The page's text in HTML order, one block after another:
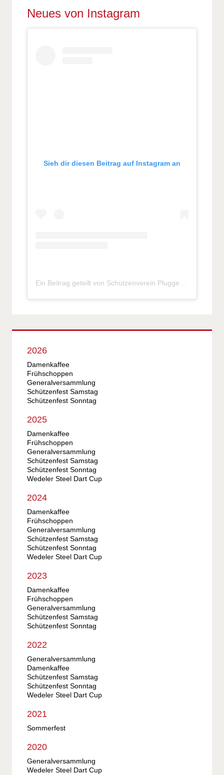
Neues von Instagram
Sieh dir diesen Beitrag auf Instagram an
2026
Damenkaffee
Frühschoppen
Generalversammlung
Schützenfest Samstag
Schützenfest Sonntag
2025
Damenkaffee
Frühschoppen
Generalversammlung
Schützenfest Samstag
Schützenfest Sonntag
Wedeler Steel Dart Cup
2024
Damenkaffee
Frühschoppen
Generalversammlung
Schützenfest Samstag
Schützenfest Sonntag
Wedeler Steel Dart Cup
2023
Damenkaffee
Frühschoppen
Generalversammlung
Schützenfest Samstag
Schützenfest Sonntag
2022
Generalversammlung
Damenkaffee
Schützenfest Samstag
Schützenfest Sonntag
Wedeler Steel Dart Cup
2021
Sommerfest
2020
Generalversammlung
Wedeler Steel Dart Cup